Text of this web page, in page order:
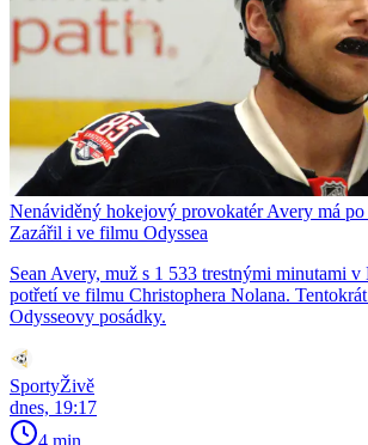
Nenáviděný hokejový provokatér Avery má
Zazářil i ve filmu Odyssea
Sean Avery, muž s 1 533 trestnými minutami
potřetí ve filmu Christophera Nolana.
Odysseovy posádky.
SportyŽivě
dnes, 19:17
4 min